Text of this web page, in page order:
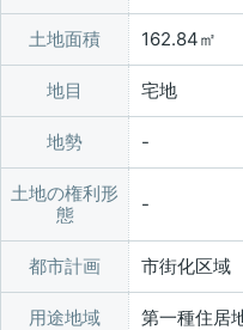
土地面積 162.84㎡
地目 宅地
地勢
土地の権利形
態
都市計画 市街化区域
用途地域 第一種住居